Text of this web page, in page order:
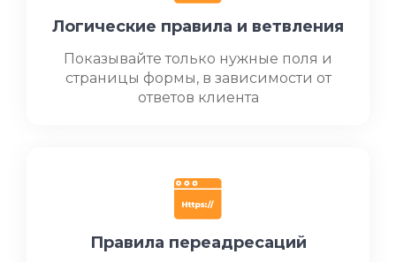
Логические правила и ветвления
Показывайте только нужные поля и
страницы формы, в зависимости от
ответов клиента
Правила переадресаций